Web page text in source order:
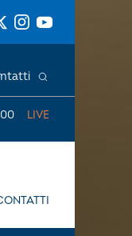
LIVE